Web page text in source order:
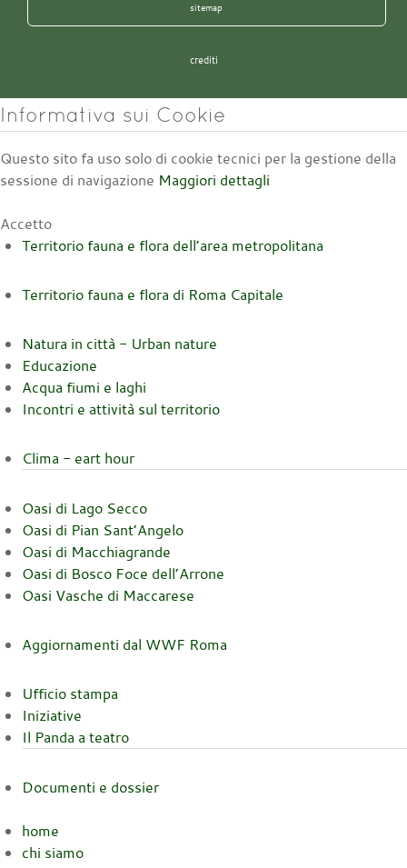
sitemap
crediti
Informativa sui Cookie
Questo sito fa uso solo di cookie tecnici per la gestione della
sessione di navigazione Maggiori dettagli
Accetto
Territorio fauna e flora dell’area metropolitana
Territorio fauna e flora di Roma Capitale
Natura in città - Urban nature
Educazione
Acqua fiumi e laghi
Incontri e attività sul territorio
Clima - eart hour
Oasi di Lago Secco
Oasi di Pian Sant’Angelo
Oasi di Macchiagrande
Oasi di Bosco Foce dell’Arrone
Oasi Vasche di Maccarese
Aggiornamenti dal WWF Roma
Ufficio stampa
Iniziative
Il Panda a teatro
Documenti e dossier
home
chi siamo